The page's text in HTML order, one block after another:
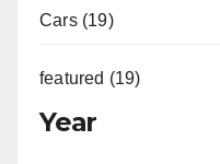
Cars (19)
featured (19)
Year